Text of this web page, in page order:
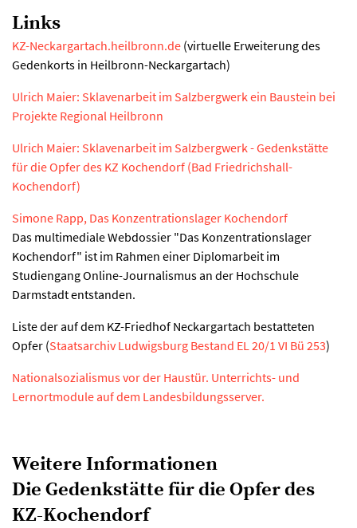
Links
KZ-Neckargartach.heilbronn.de (virtuelle Erweiterung des
Gedenkorts in Heilbronn-Neckargartach)
Ulrich Maier: Sklavenarbeit im Salzbergwerk ein Baustein bei
Projekte Regional Heilbronn
Ulrich Maier: Sklavenarbeit im Salzbergwerk - Gedenkstätte
für die Opfer des KZ Kochendorf (Bad Friedrichshall-
Kochendorf)
Simone Rapp, Das Konzentrationslager Kochendorf
Das multimediale Webdossier "Das Konzentrationslager
Kochendorf" ist im Rahmen einer Diplomarbeit im
Studiengang Online-Journalismus an der Hochschule
Darmstadt entstanden.
Liste der auf dem KZ-Friedhof Neckargartach bestatteten
Opfer (Staatsarchiv Ludwigsburg Bestand EL 20/1 VI Bü 253)
Nationalsozialismus vor der Haustür. Unterrichts- und
Lernortmodule auf dem Landesbildungsserver.
Weitere Informationen
Die Gedenkstätte für die Opfer des
KZ-Kochendorf